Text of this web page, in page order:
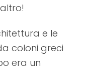
e le
coloni greci
era un